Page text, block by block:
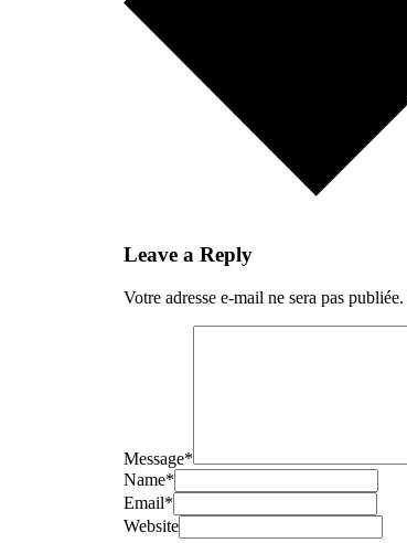
Leave a Reply
Votre adresse e-mail ne sera pas publiée.
Message*
Name*
Email*
Website